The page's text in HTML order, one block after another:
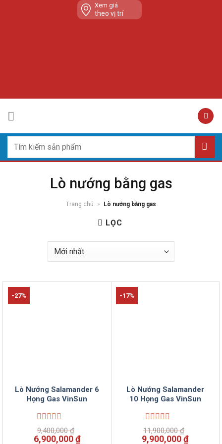
Xem giá
theo vị trí
kiếm:
Lò nướng bằng gas
Trang chủ » Lò nướng bằng gas
LỌC
-27%
Lò Nướng Salamander 6
Họng Gas VinSun
Được
xếp
9,400,000₫
Giá
6,900,000₫Giá
-17%
Lò Nướng Salamander
10 Họng Gas VinSun
Được
xếp
11,900,000₫
Giá
9,900,000₫Giá